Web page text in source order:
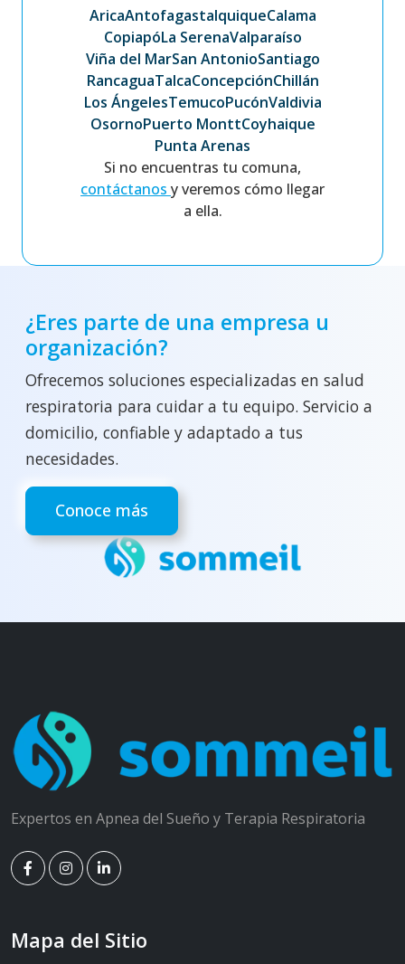
AricaAntofagastaIquiqueCalama
CopiapóLa SerenaValparaíso
Viña del MarSan AntonioSantiago
RancaguaTalcaConcepciónChillán
Los ÁngelesTemucoPucónValdivia
OsornoPuerto MonttCoyhaique
Punta Arenas
Si no encuentras tu comuna,
contáctanos y veremos cómo llegar
a ella.
¿Eres parte de una empresa u
organización?
Ofrecemos soluciones especializadas en salud
respiratoria para cuidar a tu equipo. Servicio a
domicilio, confiable y adaptado a tus
necesidades.
Conoce más
Expertos en Apnea del Sueño y Terapia Respiratoria
Mapa del Sitio